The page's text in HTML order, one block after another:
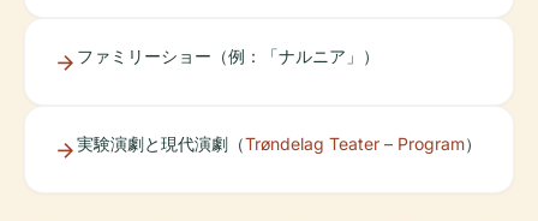
ファミリーショー（例：「ナルニア」）
実験演劇と現代演劇（Trøndelag Teater – Program）